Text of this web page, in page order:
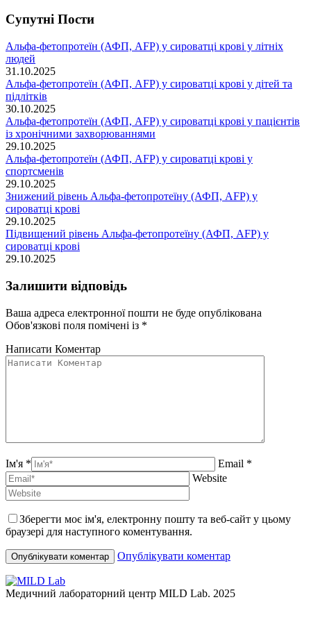
Супутні Поcти
Альфа-фетопротеїн (АФП, AFP) у сироватці крові у літніх
людей
31.10.2025
Альфа-фетопротеїн (АФП, AFP) у сироватці крові у дітей та
підлітків
30.10.2025
Альфа-фетопротеїн (АФП, AFP) у сироватці крові у пацієнтів
із хронічними захворюваннями
29.10.2025
Альфа-фетопротеїн (АФП, AFP) у сироватці крові у
спортсменів
29.10.2025
Знижений рівень Альфа-фетопротеїну (АФП, AFP) у
сироватці крові
29.10.2025
Підвищений рівень Альфа-фетопротеїну (АФП, AFP) у
сироватці крові
29.10.2025
Залишити відповідь
Ваша адреса електронної пошти не буде опублікована
Обов'язкові поля помічені із *
Написати Коментар
Ім'я *
Email *
Website
Зберегти моє ім'я, електронну пошту та веб-сайт у цьому
браузері для наступного коментування.
Опублікувати коментар
Медичний лабораторний центр MILD Lab. 2025